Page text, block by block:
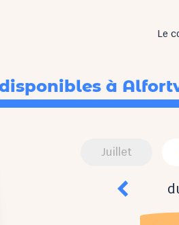
Le
à
Juillet